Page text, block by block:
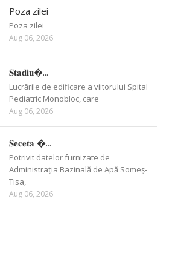
Poza zilei
Poza zilei
Aug 06, 2026
𝐒𝐭𝐚𝐝𝐢𝐮�...
Lucrările de edificare a viitorului Spital
Pediatric Monobloc, care
Aug 06, 2026
𝐒𝐞𝐜𝐞𝐭𝐚 �...
Potrivit datelor furnizate de
Administrația Bazinală de Apă Someș-
Tisa,
Aug 06, 2026